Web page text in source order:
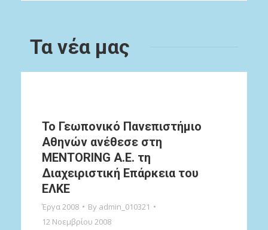
Τα νέα μας
Το Γεωπονικό Πανεπιστήμιο
Αθηνών ανέθεσε στη
MENTORING A.E. τη
Διαχειριστική Επάρκεια του
ΕΛΚΕ
Έργα 2008 By admin_010321
12 Νοεμβρίου 2008